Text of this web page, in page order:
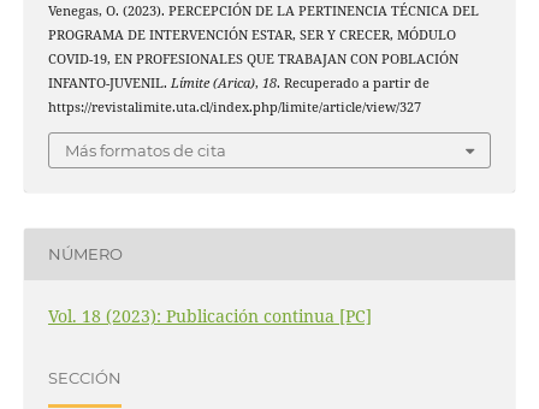
Venegas, O. (2023). PERCEPCIÓN DE LA PERTINENCIA TÉCNICA DEL
PROGRAMA DE INTERVENCIÓN ESTAR, SER Y CRECER, MÓDULO
COVID-19, EN PROFESIONALES QUE TRABAJAN CON POBLACIÓN
INFANTO-JUVENIL. Límite (Arica), 18. Recuperado a partir de
https://revistalimite.uta.cl/index.php/limite/article/view/327
Más formatos de cita
NÚMERO
Vol. 18 (2023): Publicación continua [PC]
SECCIÓN